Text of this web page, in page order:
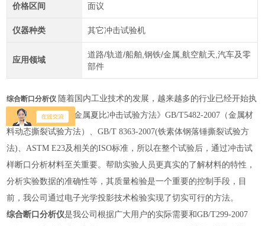
价格区间 面议
仪器种类 其它冲击试验机
应用领域
道路/轨道/船舶,钢铁/金属,航空航天,汽车及零
部件
综合断口分析仪 随着国内工业技术的发展，越来越多的行业已经开始执
行GB/T229-2007《金属夏比冲击试验方法》GB/T5482-2007（金属材
料动态撕裂试验方法）、GB/T 8363-2007(铁素体钢落锤撕裂试验方
法)、ASTM E23及相关的ISO标准，所以在整个试验后，通过冲击试
样断口分析材料至关重要。帮助实验人员更真实的了解材料的特性，
分析实验数据的准确性等，其质量检验是一个重要的控制手段，目
前，我公司通过电子光学投影技术检验实现了切实可行的方法。
综合断口分析仪是我公司根据广大用户的实际需要和GB/T299-2007